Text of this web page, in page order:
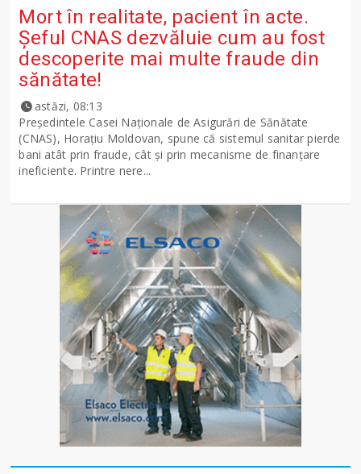
Mort în realitate, pacient în acte.
Șeful CNAS dezvăluie cum au fost
descoperite mai multe fraude din
sănătate!
astăzi, 08:13
Președintele Casei Naționale de Asigurări de Sănătate
(CNAS), Horațiu Moldovan, spune că sistemul sanitar pierde
bani atât prin fraude, cât și prin mecanisme de finanțare
ineficiente. Printre nere...